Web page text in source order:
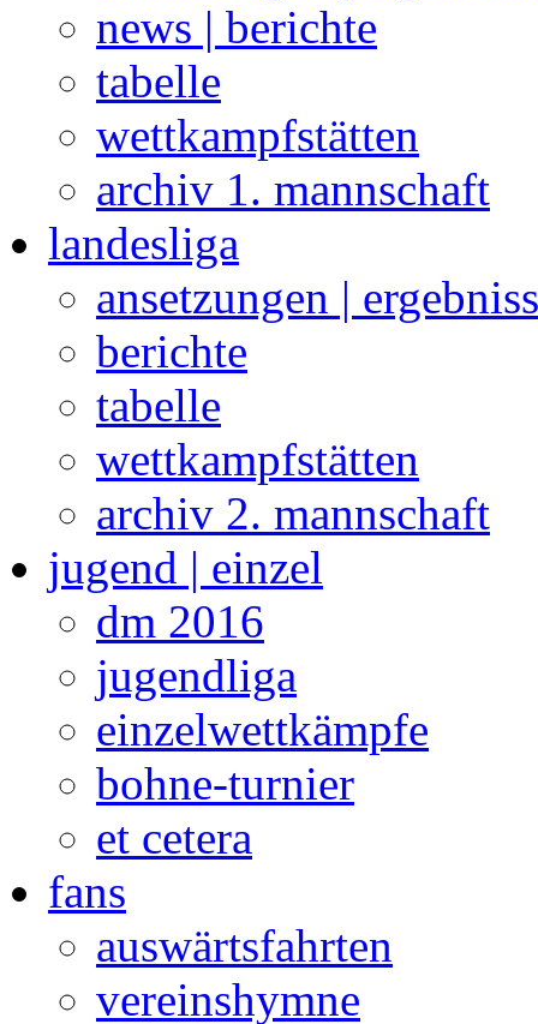
news | berichte
tabelle
wettkampfstätten
archiv 1. mannschaft
landesliga
ansetzungen |
berichte
tabelle
wettkampfstätten
archiv 2. mannschaft
jugend | einzel
dm 2016
jugendliga
einzelwettkämpfe
bohne-turnier
et cetera
fans
auswärtsfahrten
vereinshymne